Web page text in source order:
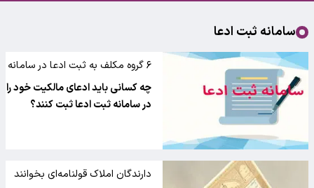
سامانه ثبت ادعا
۶ گروه مکلف به ثبت ادعا در سامانه
ثبت ادعا هستند
چه کسانی باید ادعای مالکیت خود را
در سامانه ثبت ادعا ثبت کنند؟
دارندگان املاک قولنامه‌ای بخوانند